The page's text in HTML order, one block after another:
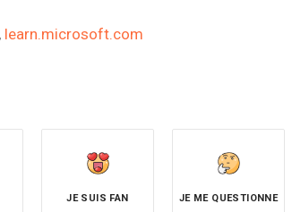
, learn.microsoft.com
JE SUIS FAN JE ME QUESTIONNE